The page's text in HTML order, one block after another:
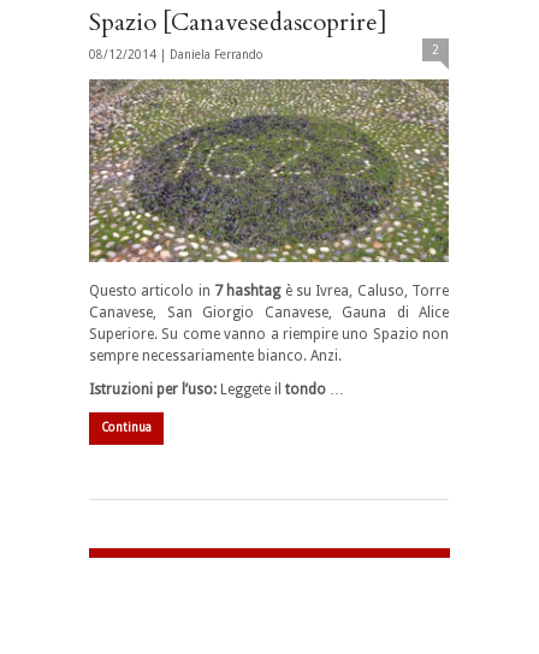
Spazio [Canavesedascoprire]
08/12/2014 | Daniela Ferrando 2
Questo articolo in 7 hashtagè su Ivrea, Caluso, Torre
Canavese, San Giorgio Canavese, Gauna di Alice
Superiore. Su come vanno a riempire uno Spazio non
sempre necessariamente bianco. Anzi.
Istruzioni per l’uso: Leggete il tondo …
Continua